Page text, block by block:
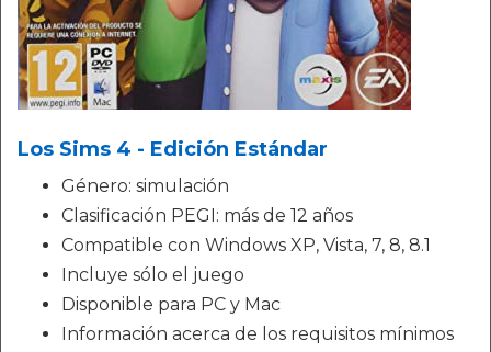
Los Sims 4 - Edición Estándar
Género: simulación
Clasificación PEGI: más de 12 años
Compatible con Windows XP, Vista, 7, 8, 8.1
Incluye sólo el juego
Disponible para PC y Mac
Información acerca de los requisitos mínimos